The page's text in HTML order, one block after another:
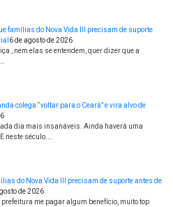
famílias do Nova Vida III precisam de suporte
6 de agosto de 2026
, nem elas se entendem, quer dizer que a
colega “voltar para o Ceará” e vira alvo de
dia mais insanáveis. Ainda haverá uma
neste século.…
do Nova Vida III precisam de suporte antes de
de 2026
me pagar algum benefício, muito top